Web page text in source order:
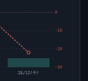
-30
-20
-10
0
26/12(予)